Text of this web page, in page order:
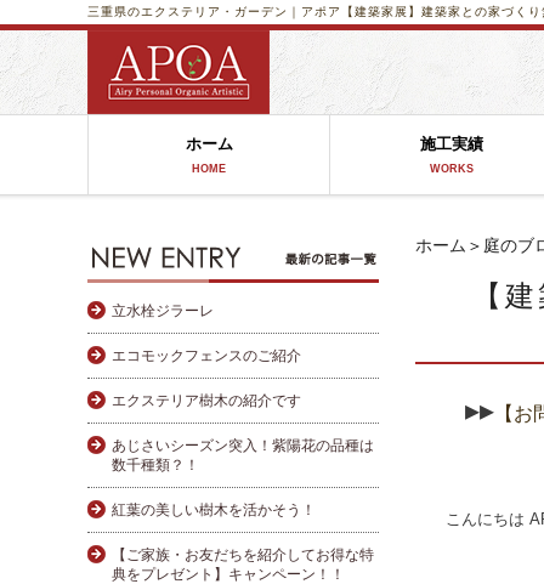
【建築家展】建築家との家づ
三重県のエクステリア・ガーデン｜アポア
ホーム
HOME
施工実績
WORKS
ホーム ＞ 庭のブ
【
▸▸ 【
こんにちは
立水栓ジラーレ
エコモックフェンスのご紹介
エクステリア樹木の紹介です
あじさいシーズン突入！紫陽花の品種は
数千種類？！
紅葉の美しい樹木を活かそう！
【ご家族・お友だちを紹介してお得な特
典をプレゼント】キャンペーン！！